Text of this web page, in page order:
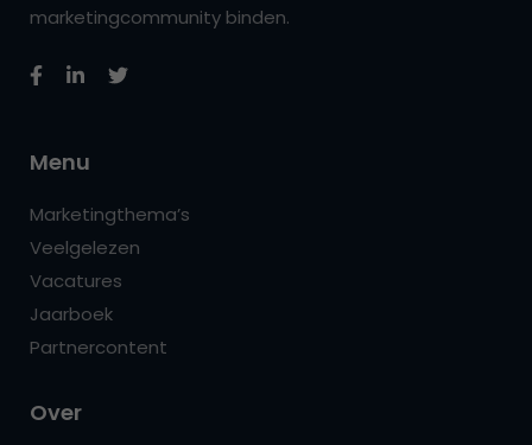
marketingcommunity binden.
Menu
Marketingthema’s
Veelgelezen
Vacatures
Jaarboek
Partnercontent
Over